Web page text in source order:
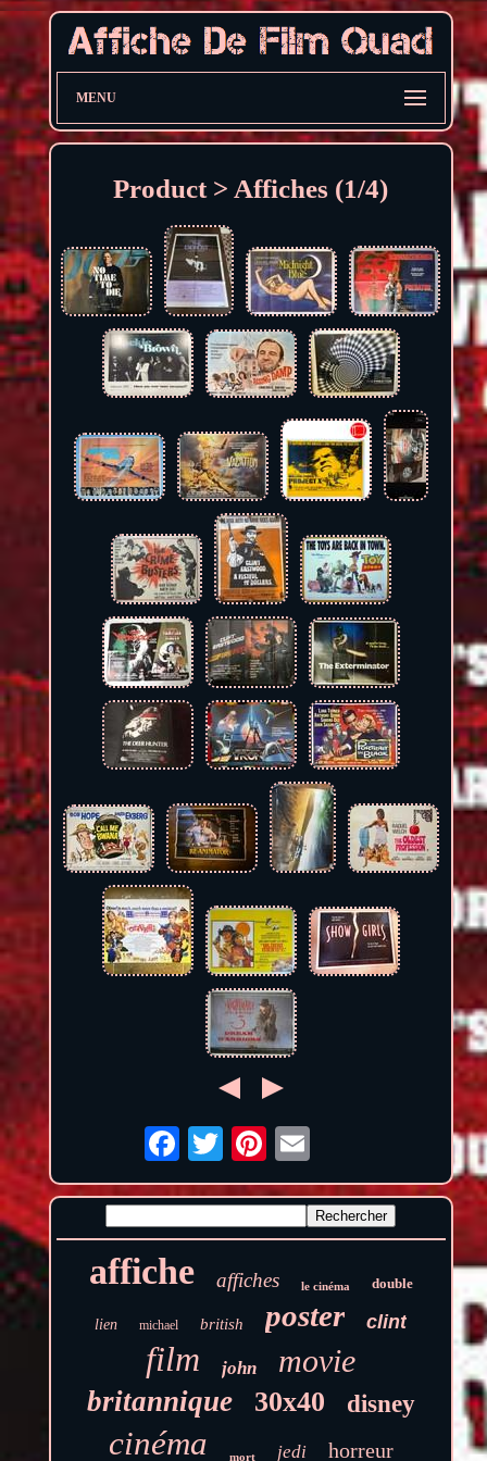
MENU
Product > Affiches (1/4)
affiche affiches le cinéma double
lien michael british poster clint
film john movie
britannique 30x40 disney
cinéma mort jedi horreur